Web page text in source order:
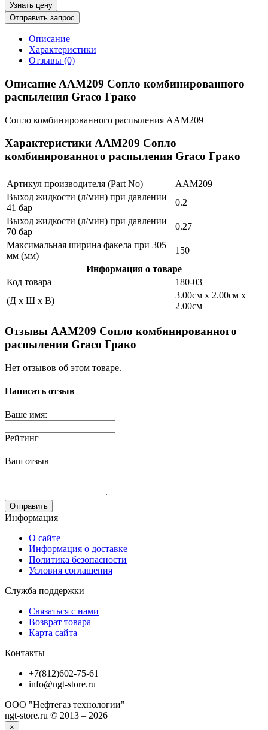
Узнать цену
Отправить запрос
Описание
Характеристики
Отзывы (0)
Описание AAM209 Сопло комбинированного
распыления Graco Грако
Сопло комбинированного распыления AAM209
Характеристики AAM209 Сопло
комбинированного распыления Graco Грако
Артикул производителя (Part No)
AAM209
Выход жидкости (л/мин) при давлении
41 бар
0.2
Выход жидкости (л/мин) при давлении
70 бар
0.27
Максимальная ширина факела при 305
мм (мм)
150
Информация о товаре
Код товара
180-03
(Д x Ш x В)
3.00см x 2.00см x
2.00см
Отзывы AAM209 Сопло комбинированного
распыления Graco Грако
Нет отзывов об этом товаре.
Написать отзыв
Ваше имя:
Рейтинг
Ваш отзыв
Отправить
Информация
О сайте
Информация о доставке
Политика безопасности
Условия соглашения
Служба поддержки
Связаться с нами
Возврат товара
Карта сайта
Контакты
+7(812)602-75-61
info@ngt-store.ru
ООО "Нефтегаз технологии"
ngt-store.ru © 2013 – 2026
×